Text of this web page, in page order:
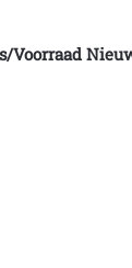
voorraad